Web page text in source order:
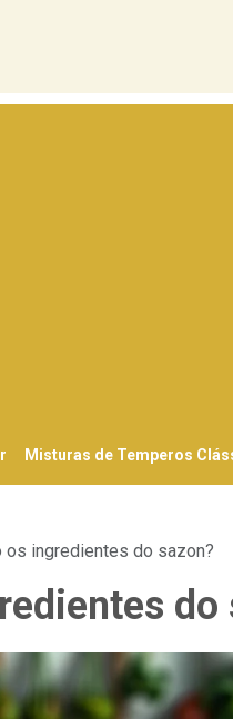
Misturas de Temperos
os ingredientes do sazon?
do